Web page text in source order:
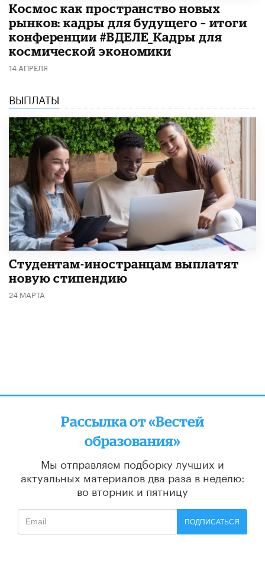
Космос как пространство новых
рынков: кадры для будущего – итоги
конференции #ВДЕЛЕ_Кадры для
космической экономики
14 АПРЕЛЯ
ВЫПЛАТЫ
Студентам-иностранцам выплатят
новую стипендию
24 МАРТА
Рассылка от «Вестей
образования»
Мы отправляем подборку лучших и
актуальных материалов два раза в неделю:
во вторник и пятницу
ПОДПИСАТЬСЯ